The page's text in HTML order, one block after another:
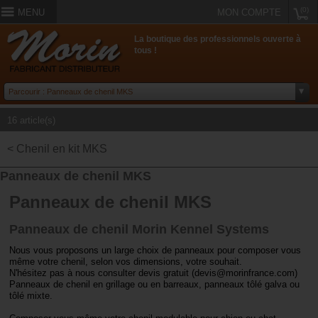
MENU MON COMPTE
La boutique des professionnels ouverte à
tous !
16 article(s)
< Chenil en kit MKS
Panneaux de chenil MKS
Panneaux de chenil MKS
Panneaux de chenil Morin Kennel Systems
Nous vous proposons un large choix de panneaux pour composer vous
même votre chenil, selon vos dimensions, votre souhait.
N'hésitez pas à nous consulter devis gratuit (devis@morinfrance.com)
Panneaux de chenil en grillage ou en barreaux, panneaux tôlé galva ou
tôlé mixte.